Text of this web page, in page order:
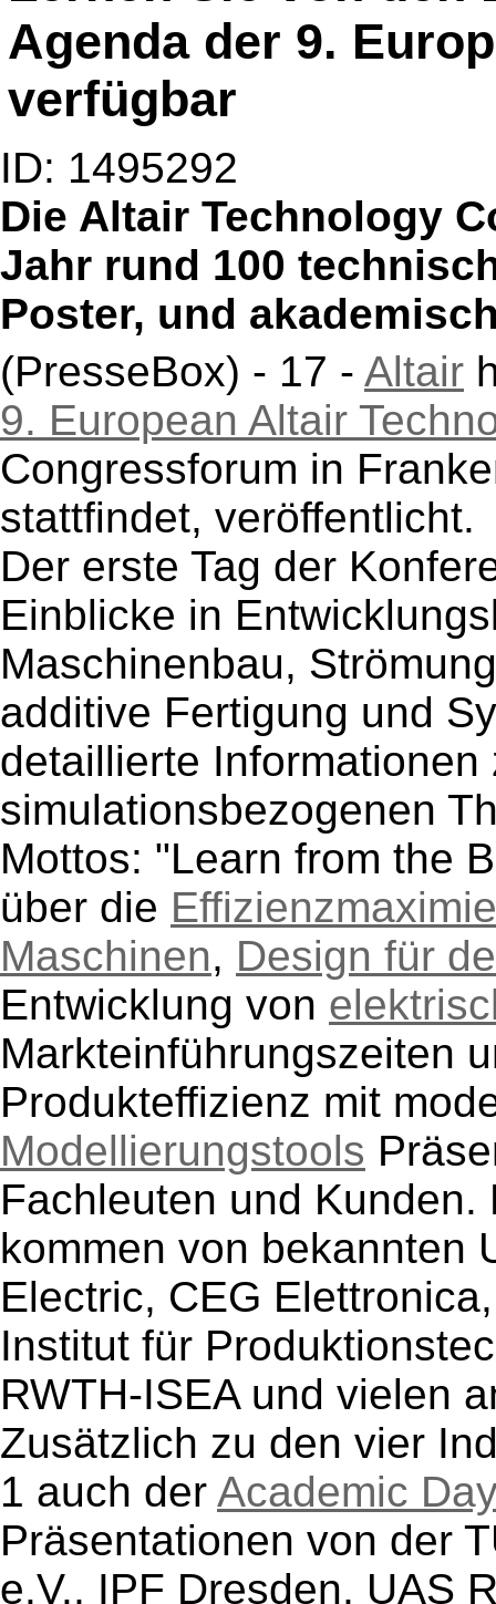
Agenda der 9.
verfügbar
ID: 1495292
Die Altair Technology
Jahr rund 100
Poster, und
(PresseBox) - 17 - Altair
9. European Altair
Congressforum in
stattfindet, veröffentlicht.
Der erste Tag der
Einblicke in
Maschinenbau,
additive Fertigung und
detaillierte
simulationsbezogenen
Mottos: "Learn from the
über die
Maschinen, Design für
Entwicklung von
Markteinführungszeiten
Produkteffizienz mit
Modellierungstools
Fachleuten und
kommen von bekannten
Electric, CEG
Institut für
RWTH-ISEA und vielen
Zusätzlich zu den vier
1 auch der Academic
Präsentationen von der
e.V., IPF Dresden, UAS